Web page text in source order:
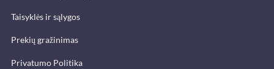
Taisyklės ir sąlygos
Prekių gražinimas
Privatumo Politika